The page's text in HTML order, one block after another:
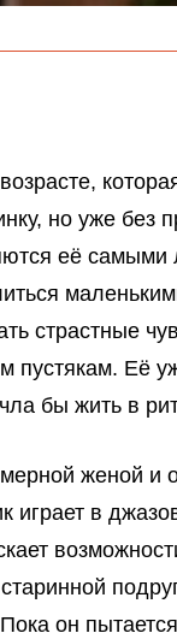
но уже без
её самыми
страстные
пустякам. Её
бы жить в
женой и
играет в
он